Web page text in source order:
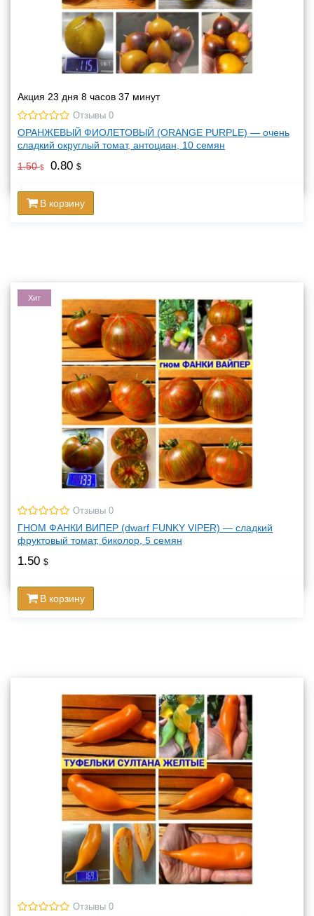
Акция 23 дня 8 часов 37 минут
Отзывы 0
ОРАНЖЕВЫЙ ФИОЛЕТОВЫЙ (ORANGE PURPLE) — очень
сладкий округлый томат, антоциан, 10 семян
1.50$ 0.80 $
В корзину
Хит
Отзывы 0
ГНОМ ФАНКИ ВИПЕР (dwarf FUNKY VIPER) — сладкий
фруктовый томат, биколор, 5 семян
1.50 $
В корзину
Отзывы 0